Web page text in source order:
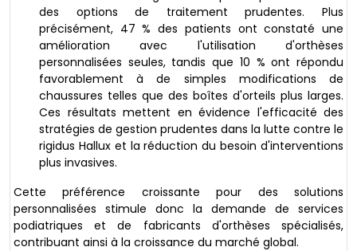
des options de traitement prudentes. Plus
précisément, 47 % des patients ont constaté une
amélioration avec l'utilisation d'orthèses
personnalisées seules, tandis que 10 % ont répondu
favorablement à de simples modifications de
chaussures telles que des boîtes d'orteils plus larges.
Ces résultats mettent en évidence l'efficacité des
stratégies de gestion prudentes dans la lutte contre le
rigidus Hallux et la réduction du besoin d'interventions
plus invasives.
Cette préférence croissante pour des solutions
personnalisées stimule donc la demande de services
podiatriques et de fabricants d'orthèses spécialisés,
contribuant ainsi à la croissance du marché global.